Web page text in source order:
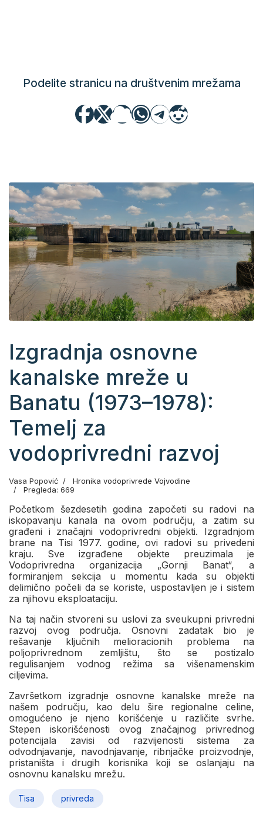
Podelite stranicu na društvenim mrežama
Izgradnja osnovne
kanalske mreže u
Banatu (1973–1978):
Temelj za
vodoprivredni razvoj
Vasa Popović
Hronika vodoprivrede Vojvodine
Pregleda: 669
Početkom šezdesetih godina započeti su radovi na
iskopavanju kanala na ovom području, a zatim su
građeni i značajni vodoprivredni objekti. Izgradnjom
brane na Tisi 1977. godine, ovi radovi su privedeni
kraju. Sve izgrađene objekte preuzimala je
Vodoprivredna organizacija „Gornji Banat“, a
formiranjem sekcija u momentu kada su objekti
delimično počeli da se koriste, uspostavljen je i sistem
za njihovu eksploataciju.
Na taj način stvoreni su uslovi za sveukupni privredni
razvoj ovog područja. Osnovni zadatak bio je
rešavanje ključnih melioracionih problema na
poljoprivrednom zemljištu, što se postizalo
regulisanjem vodnog režima sa višenamenskim
ciljevima.
Završetkom izgradnje osnovne kanalske mreže na
našem području, kao delu šire regionalne celine,
omogućeno je njeno korišćenje u različite svrhe.
Stepen iskorišćenosti ovog značajnog privrednog
potencijala zavisi od razvijenosti sistema za
odvodnjavanje, navodnjavanje, ribnjačke proizvodnje,
pristaništa i drugih korisnika koji se oslanjaju na
osnovnu kanalsku mrežu.
Tisa privreda